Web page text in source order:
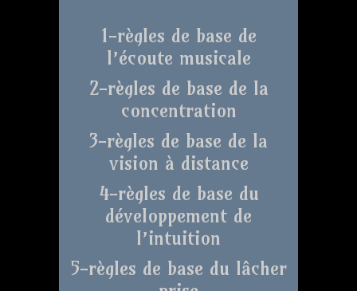
1-règles de base de
l’écoute musicale
2-règles de base de la
concentration
3-règles de base de la
vision à distance
4-règles de base du
développement de
l’intuition
5-règles de base du lâcher